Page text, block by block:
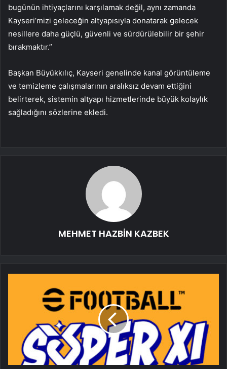
bugünün ihtiyaçlarını karşılamak değil, aynı zamanda
Kayseri’mizi geleceğin altyapısıyla donatarak gelecek
nesillere daha güçlü, güvenli ve sürdürülebilir bir şehir
bırakmaktır.”
Başkan Büyükkılıç, Kayseri genelinde kanal görüntüleme
ve temizleme çalışmalarının aralıksız devam ettiğini
belirterek, sistemin altyapı hizmetlerinde büyük kolaylık
sağladığını sözlerine ekledi.
MEHMET HAZBİN KAZBEK